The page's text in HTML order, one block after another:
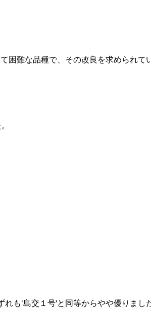
困難な品種で、その改良を求められて
も‘島交１号'と同等からやや優りまし